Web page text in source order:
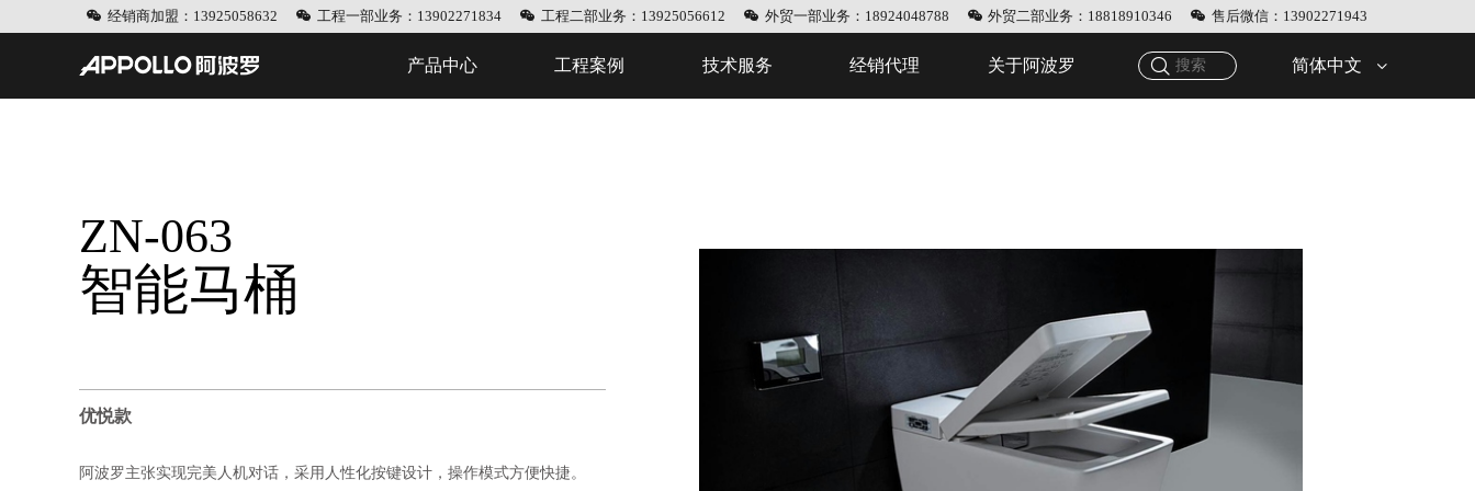
经销商加盟：13925058632 工程一部业务：13902271834 工程二部业务：13925056612 外贸一部业务：18924048788 外贸二部业务：18818910346 售后微信：13902271943
产品中心 工程案例 技术服务 经销代理 关于阿波罗 简体中文
ZN-063
智能马桶
优悦款
阿波罗主张实现完美人机对话，采用人性化按键设计，操作模式方便快捷。经